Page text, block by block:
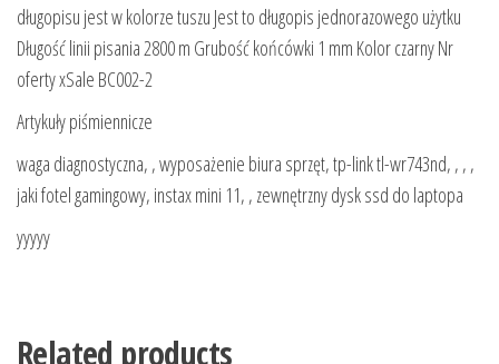
długopisu jest w kolorze tuszu Jest to długopis jednorazowego użytku
Długość linii pisania 2800 m Grubość końcówki 1 mm Kolor czarny Nr
oferty xSale BC002-2
Artykuły piśmiennicze
waga diagnostyczna, , wyposażenie biura sprzęt, tp-link tl-wr743nd, , , ,
jaki fotel gamingowy, instax mini 11, , zewnętrzny dysk ssd do laptopa
yyyyy
Related products